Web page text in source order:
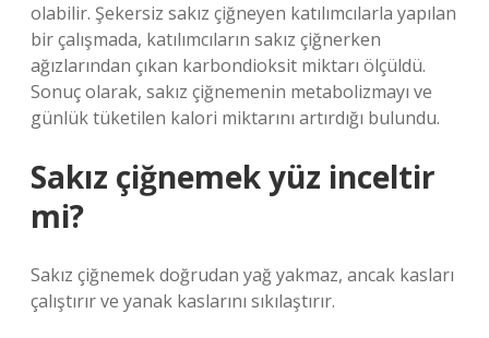
olabilir. Şekersiz sakız çiğneyen katılımcılarla yapılan
bir çalışmada, katılımcıların sakız çiğnerken
ağızlarından çıkan karbondioksit miktarı ölçüldü.
Sonuç olarak, sakız çiğnemenin metabolizmayı ve
günlük tüketilen kalori miktarını artırdığı bulundu.
Sakız çiğnemek yüz inceltir
mi?
Sakız çiğnemek doğrudan yağ yakmaz, ancak kasları
çalıştırır ve yanak kaslarını sıkılaştırır.